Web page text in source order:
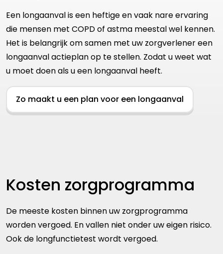
Een longaanval is een heftige en vaak nare ervaring
die mensen met COPD of astma meestal wel kennen.
Het is belangrijk om samen met uw zorgverlener een
longaanval actieplan op te stellen. Zodat u weet wat
u moet doen als u een longaanval heeft.
Zo maakt u een plan voor een longaanval
Kosten zorgprogramma
De meeste kosten binnen uw zorgprogramma
worden vergoed. En vallen niet onder uw eigen risico.
Ook de longfunctietest wordt vergoed.